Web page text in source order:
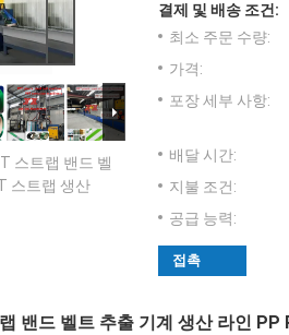
스트랩 밴드 벨
스트랩 생산
결제 및 배송 조건:
최소 주문 수량:
가격:
포장 세부 사항:
배달 시간:
지불 조건:
공급 능력:
접촉
밴드 벨트 추출 기계 생산 라인 PP